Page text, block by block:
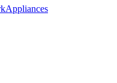
Appliances